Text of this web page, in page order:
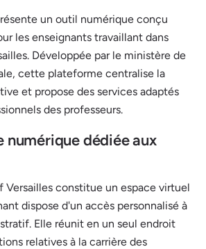
un outil numérique conçu
les enseignants travaillant dans
Développée par le ministère de
cette plateforme centralise la
et propose des services adaptés
des professeurs.
numérique dédiée aux
Versailles constitue un espace virtuel
dispose d'un accès personnalisé à
Elle réunit en un seul endroit
relatives à la carrière des